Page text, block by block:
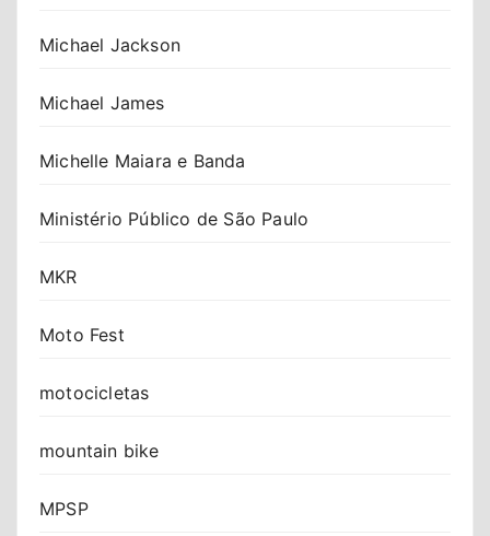
Michael Jackson
Michael James
Michelle Maiara e Banda
Ministério Público de São Paulo
MKR
Moto Fest
motocicletas
mountain bike
MPSP